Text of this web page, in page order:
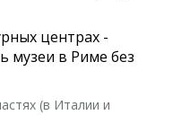
центрах -
музеи в Риме без
(в Италии и